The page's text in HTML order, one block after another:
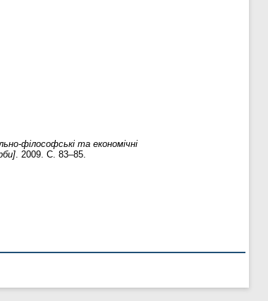
філософські та економічні
. 2009. С. 83–85.